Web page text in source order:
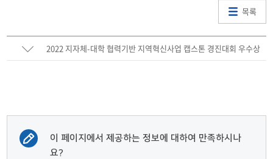
목록
2022 지자체-대학 협력기반 지역혁신사업 캡스톤 경진대회 우수상
이 페이지에서 제공하는 정보에 대하여 만족하시나
요?